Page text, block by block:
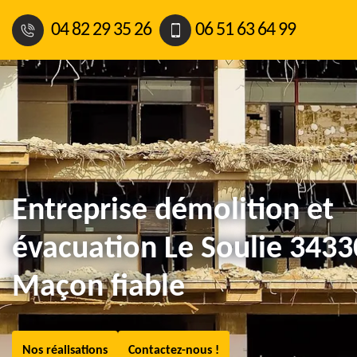
04 82 29 35 26 06 51 63 64 99
Entreprise démolition et
évacuation Le Soulie
Maçon fiable
Nos réalisations Contactez-nous !